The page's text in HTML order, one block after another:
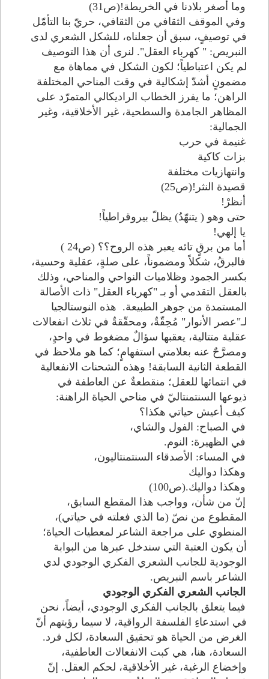
وما أصغر بلادنا في الخريطة!(ص31)
وفي الموقف الثقافي من الثقافي، حريّ بنا التأمّل
في توصيفٍ، سبق أن جعلناه، للشكل الشعري لدى
النبريص: " كهرباء العقل". لنرى أن هذا التوصيف
لم يكن اعتباطياً؛ لكون الشكل في مماهاة مع
مضمونٍ أشدّ إشكالية في وقت المناحي المختلفة
الراهن؛ ما يفرز الخطاب الراديكالي المتمرّد على
المظاهر الجامدة والسطحية، غير الأخلاقية، وغير
الجمالية:
غنيمة في حرب
بزات كاكية
وانتهازيات مختلفة
قصيدة النثر!(ص25)
أنظرْ!
حتى وهو ( يتنهّدُ) يظلّ بيروقراطياً!
يا إلهي!
أما من برقٍ تائه يعبر هذه الروح؟؟ (ص24 )
فالبرقُ، شكلاً ومضموناً، على صلةٍ، عقلية وحسية،
بكسر الجمود وظلاميات النواحي والمناحي، وذلك
بالعقل التقدمي أو بـ "كهرباء العقل" ذات الأصالة
المستمدة من جوهر الطبيعة. هذه النوستالجيا
لـ"عصر الأنوار" مُحِقّةٌ، ومحقّقةٌ في ثلاث انفعالات
عقلية متتالية، يعقبها سؤالٌ مضغوط في واحدٍ،
ومصرَّحٌ عنه بعلامتي استفهامٍ؛ كما هو ملاحظ في
القطعة الثانية السابقة! وهذه الشحنات الانفعالية
في انتمائها للعقل؛ منقطعةٌ عن العاطفة في
ذيوعها السنتمنتاليّ في مناحي الحياة الراهنة:
كيف أعيش حياتي هكذا؟
في الصباح: الفول والشاي،
في الظهيرة: النوم.
في المساء: الأصدقاء السنتمنتاليون،
وهكذا دواليك
وهكذا دواليك.(ص100)
إنّ من شأن، وواجب هذا المقطع السابق،
المقطوع من نصّ (ما الذي فعلته في حياتي)،
المنطوي على مراجعة الشاعر لمعطيات الحياة؛
أن يكون العتبة التي سندخل عبرها من البوابة
الوجودية للجانب الشعري الفكري الوجودي لدي
الشاعر باسم النبريص.
الجانب الشعري الفكري الوجودي
فيما يتعلق بالجانب الفكري الوجودي، أيضاً، نحن
في استدعاءِ الفلسفة الرواقية، لا سيما رؤيتهم أنّ
الغرض من الحياة هو تحقيق السعادة، لكل فرد.
السعادة، هنا، هي كبت الانفعالات العاطفية،
وإخضاع الرغبة، غير الأخلاقية، لحكم العقل. إنّ